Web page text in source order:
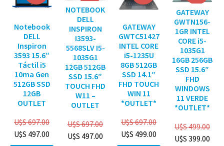
Notebook
DELL
Inspiron
3593 15.6″
Táctil i5
10ma Gen
512GB SSD
12GB
OUTLET
U$S697.00
U$S 497.00
NOTEBOOK
DELL
INSPIRON
I3593-
5568SLV I5-
1035G1
12GB 512GB
SSD 15.6″
TOUCH FHD
W11 –
OUTLET
U$S697.00
U$S 497.00
GATEWAY
GWTC51427
INTEL CORE
i5-1235U
8GB 512GB
SSD 14.1″
FHD TOUCH
WIN 11
*OUTLET*
U$S697.00
U$S 499.00
GATEWAY
GWTN156-
1GR INTEL
CORE i5-
1035G1
16GB 256GB
SSD 15.6″
FHD
WINDOWS
11 VERDE
*OUTLET*
U$S499.00
U$S 399.00